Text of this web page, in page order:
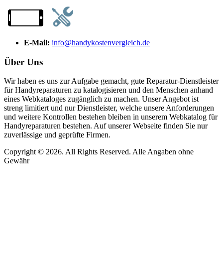
E-Mail: info@handykostenvergleich.de
Über Uns
Wir haben es uns zur Aufgabe gemacht, gute Reparatur-Dienstleister
für Handyreparaturen zu katalogisieren und den Menschen anhand
eines Webkataloges zugänglich zu machen. Unser Angebot ist
streng limitiert und nur Dienstleister, welche unsere Anforderungen
und weitere Kontrollen bestehen bleiben in unserem Webkatalog für
Handyreparaturen bestehen. Auf unserer Webseite finden Sie nur
zuverlässige und geprüfte Firmen.
Copyright © 2026. All Rights Reserved. Alle Angaben ohne
Gewähr